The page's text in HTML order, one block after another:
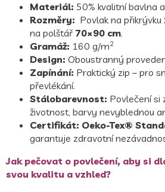
Materiál: 50% kvalitní bavlna
Rozměry: Povlak na přikrývku
na polštář 70×90 cm.
Gramáž: 160 g/m2
Design: Oboustranný
Zapínání: Praktický zip – pro
převlékání.
Stálobarevnost: Povlečení si
životnost, barvy nevyblednou
Certifikát: Oeko-Tex®
garantuje zdravotní
Jak pečovat o povlečení, aby si
svou kvalitu a vzhled?